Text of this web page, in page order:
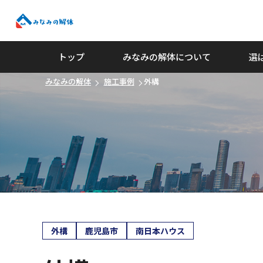
トップ みなみの解体について 選
みなみの解体 施工事例 外構
外構 鹿児島市 南日本ハウス